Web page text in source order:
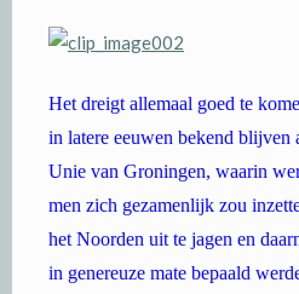
Het dreigt allemaal goed te
in latere eeuwen bekend blijven
Unie van Groningen, waarin
men zich gezamenlijk zou
het Noorden uit te jagen en
in genereuze mate bepaald